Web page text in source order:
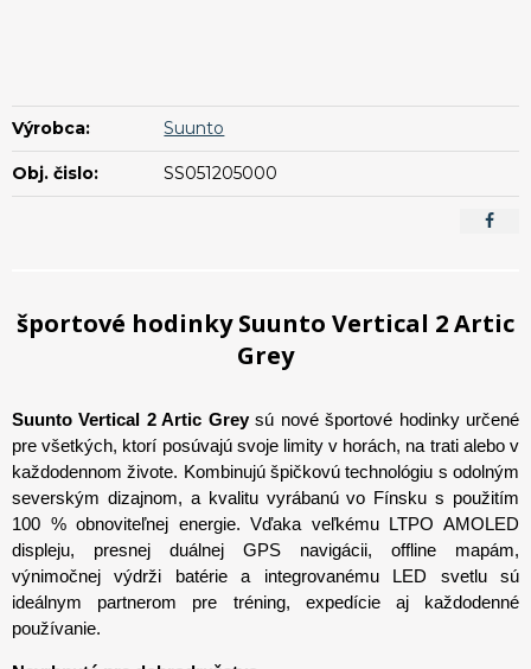
Výrobca: Suunto
Obj. čislo: SS051205000
športové hodinky Suunto Vertical 2 Artic
Grey
Suunto Vertical 2 Artic Greysú nové športové hodinky určené
pre všetkých, ktorí posúvajú svoje limity v horách, na trati alebo v
každodennom živote. Kombinujú špičkovú technológiu s odolným
severským dizajnom, a kvalitu vyrábanú vo Fínsku s použitím
100 % obnoviteľnej energie. Vďaka veľkému LTPO AMOLED
displeju, presnej duálnej GPS navigácii, offline mapám,
výnimočnej výdrži batérie a integrovanému LED svetlu sú
ideálnym partnerom pre tréning, expedície aj každodenné
používanie.